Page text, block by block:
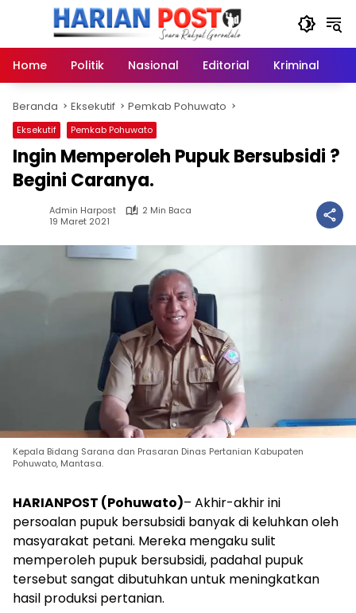
Home
Politik Nasional Editorial Kriminal
Beranda Eksekutif Pemkab Pohuwato
Eksekutif Pemkab Pohuwato
Ingin Memperoleh Pupuk Bersubsidi ?
Begini Caranya.
Admin Harpost
2 Min Baca
19 Maret 2021
Kepala Bidang Sarana dan Prasaran Dinas Pertanian Kabupaten
Pohuwato, Mantasa.
HARIANPOST (Pohuwato)– Akhir-akhir ini
persoalan pupuk bersubsidi banyak di keluhkan oleh
masyarakat petani. Mereka mengaku sulit
memperoleh pupuk bersubsidi, padahal pupuk
tersebut sangat dibutuhkan untuk meningkatkan
hasil produksi pertanian.